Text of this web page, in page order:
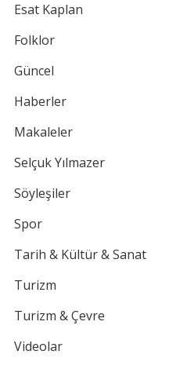
Esat Kaplan
Folklor
Güncel
Haberler
Makaleler
Selçuk Yılmazer
Söyleşiler
Spor
Tarih & Kültür & Sanat
Turizm
Turizm & Çevre
Videolar